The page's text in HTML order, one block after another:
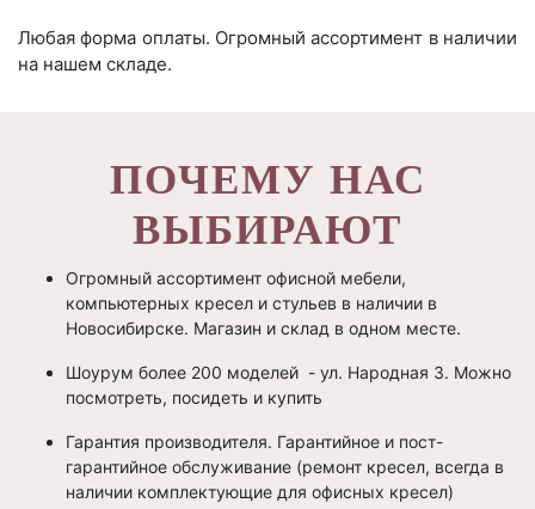
Любая форма оплаты. Огромный ассортимент в наличии
на нашем складе.
ПОЧЕМУ НАС
ВЫБИРАЮТ
Огромный ассортимент офисной мебели,
компьютерных кресел и стульев в наличии в
Новосибирске. Магазин и склад в одном месте.
Шоурум более 200 моделей - ул. Народная 3. Можно
посмотреть, посидеть и купить
Гарантия производителя. Гарантийное и пост-
гарантийное обслуживание (ремонт кресел, всегда в
наличии комплектующие для офисных кресел)